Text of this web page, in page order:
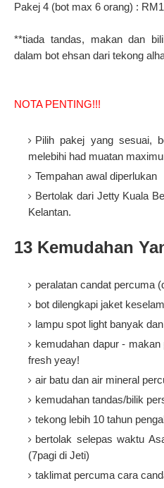
Pakej 4 (bot max 6 orang) :
**tiada tandas, makan dan
dalam bot ehsan dari tekong
NOTA PENTING!!!
Pilih pakej yang sesuai,
melebihi had muatan
Tempahan awal diperlukan
Bertolak dari Jetty Kuala
Kelantan.
13 Kemudahan
peralatan candat percuma
bot dilengkapi jaket
lampu spot light banyak
kemudahan dapur -
fresh yeay!
air batu dan air mineral
kemudahan tandas/bilik
tekong lebih 10 tahun
bertolak selepas waktu
(7pagi di Jeti)
taklimat percuma cara